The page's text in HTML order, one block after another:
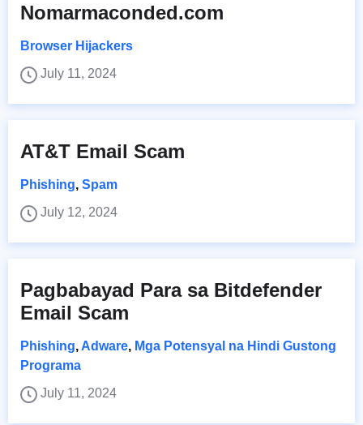
Nomarmaconded.com
Browser Hijackers
July 11, 2024
AT&T Email Scam
Phishing, Spam
July 12, 2024
Pagbabayad Para sa Bitdefender
Email Scam
Phishing, Adware, Mga Potensyal na Hindi Gustong
Programa
July 11, 2024